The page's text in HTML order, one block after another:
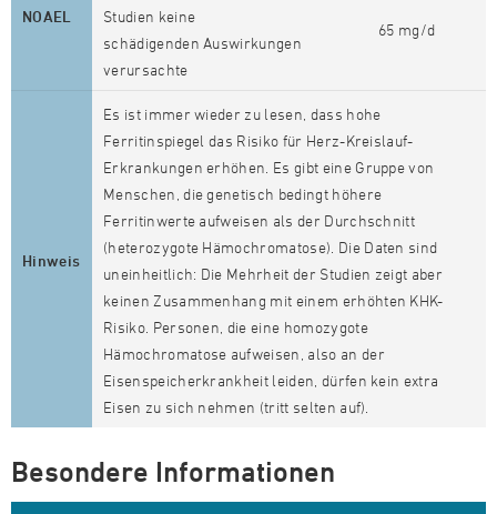
NOAEL
Studien keine
schädigenden Auswirkungen
verursachte
65 mg/d
Hinweis
Es ist immer wieder zu lesen, dass hohe
Ferritinspiegel das Risiko für Herz-Kreislauf-
Erkrankungen erhöhen. Es gibt eine Gruppe von
Menschen, die genetisch bedingt höhere
Ferritinwerte aufweisen als der Durchschnitt
(heterozygote Hämochromatose). Die Daten sind
uneinheitlich: Die Mehrheit der Studien zeigt aber
keinen Zusammenhang mit einem erhöhten KHK-
Risiko. Personen, die eine homozygote
Hämochromatose aufweisen, also an der
Eisenspeicherkrankheit leiden, dürfen kein extra
Eisen zu sich nehmen (tritt selten auf).
Besondere Informationen